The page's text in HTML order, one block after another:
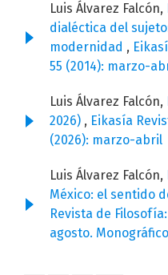
Luis Álvarez Falcón,
dialéctica del
modernidad ,
55 (2014): marzo-
Luis Álvarez Falcón,
2026) , Eikasía
(2026): marzo-abril
Luis Álvarez Falcón,
México: el sentido
Revista de
agosto.